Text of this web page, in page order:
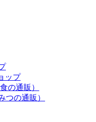
ップ
の通販）
つの通販）